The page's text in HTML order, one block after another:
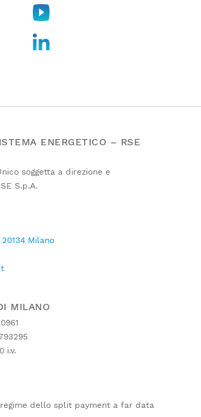
ENERGETICO – RSE
soggetta a direzione e
S.p.A.
Milano
MILANO
i.v.
dello split payment a far data